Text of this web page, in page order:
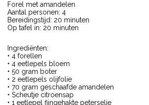
Forel met amandelen
Aantal personen: 4
Bereidingstijd: 20 minuten
Op tafel in: 20 minuten
Ingrediënten:
• 4 forellen
• 4 eetlepels bloem
• 50 gram boter
• 2 eetlepels olijfolie
• 70 gram geschaafde amandelen
• Scheutje citroensap
• 1 eetlepel fijngehakte peterselie